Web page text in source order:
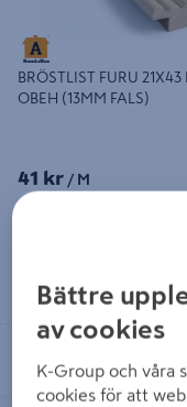
BRÖSTLIST FURU 21X43
OBEH (13MM FALS)
41 kr / M
Bättre
av cookies
K-Group och våra
cookies för att